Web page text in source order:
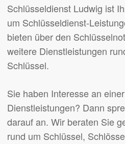
Schlüsseldienst Ludwig ist
um Schlüsseldienst-
bieten über den
weitere Dienstleistungen
Schlüssel.
Sie haben Interesse an
Dienstleistungen? Dann
darauf an. Wir beraten Sie
rund um Schlüssel,